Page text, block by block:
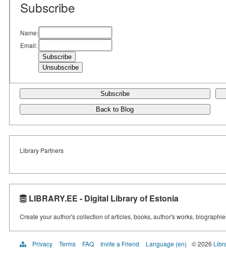
Subscribe
Name:
Email:
Subscribe
Back to Blog
Library Partners
LIBRARY.EE - Digital Library of Estonia
Create your author's collection of articles, books, author's works,
Privacy Terms FAQ Invite a Friend Language (en) © 2026